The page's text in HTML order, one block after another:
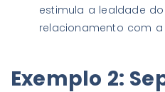
estimula a lealdade
relacionamento com
Exemplo 2: